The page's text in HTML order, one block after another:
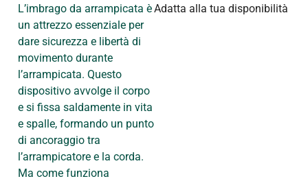
L’imbrago da arrampicata è
un attrezzo essenziale per
dare sicurezza e libertà di
movimento durante
l’arrampicata. Questo
dispositivo avvolge il corpo
e si fissa saldamente in vita
e spalle, formando un punto
di ancoraggio tra
l’arrampicatore e la corda.
Ma come funziona
Adatta alla tua disponibilità